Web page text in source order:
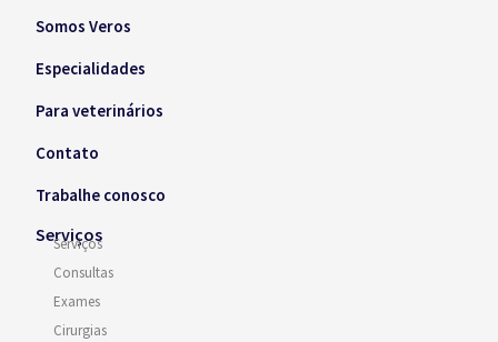
Somos Veros
Especialidades
Para veterinários
Contato
Trabalhe conosco
Serviços
Serviços
Consultas
Exames
Cirurgias